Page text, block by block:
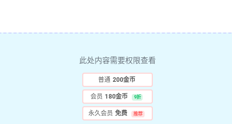
此处内容需要权限查看
普通 200金币
会员 180金币 9折
永久会员 免费 推荐